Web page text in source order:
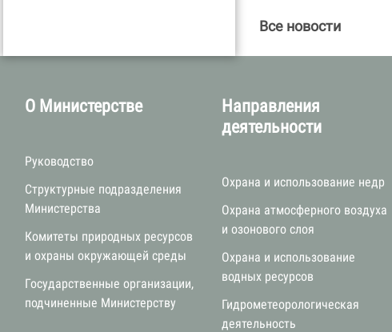
Все новости
О Министерстве
Руководство
Структурные подразделения
Министерства
Комитеты природных ресурсов
и охраны окружающей среды
Государственные организации,
подчиненные Министерству
Направления
деятельности
Охрана и использование недр
Охрана атмосферного воздуха
и озонового слоя
Охрана и использование
водных ресурсов
Гидрометеорологическая
деятельность